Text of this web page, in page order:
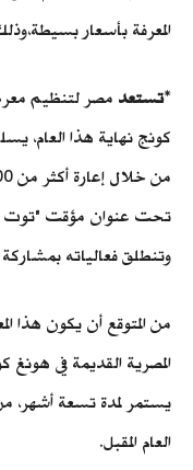
المعرفة بأسعار
*تستعد مصر لتنظيم
كونج نهاية هذا العام،
تحت عنوان مؤقت "توت
وتنطلق فعالياته
من المتوقع أن يكون هذا
المصرية القديمة في هونغ
يستمر لمدة تسعة أشهر،
العام المقبل.